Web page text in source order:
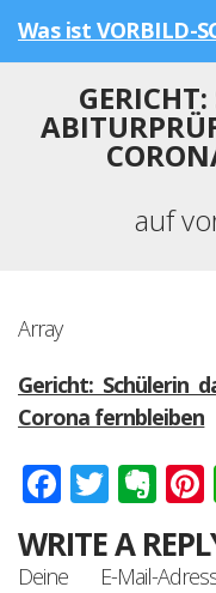
Was ist VORBILD-
auf
Array
Gericht: Schülerin
Corona fernbleiben
Facebook
WRITE A
Deine E-Mail-